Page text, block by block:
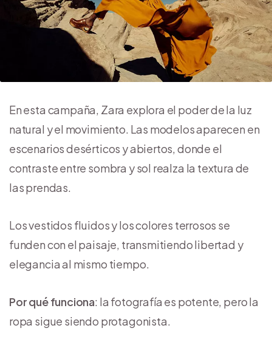
En esta campaña, Zara explora el poder de la luz
natural y el movimiento. Las modelos aparecen en
escenarios desérticos y abiertos, donde el
contraste entre sombra y sol realza la textura de
las prendas.
Los vestidos fluidos y los colores terrosos se
funden con el paisaje, transmitiendo libertad y
elegancia al mismo tiempo.
Por qué funciona: la fotografía es potente, pero la
ropa sigue siendo protagonista.